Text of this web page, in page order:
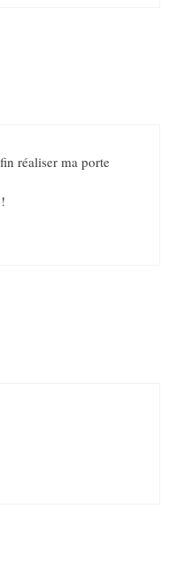
réaliser ma porte